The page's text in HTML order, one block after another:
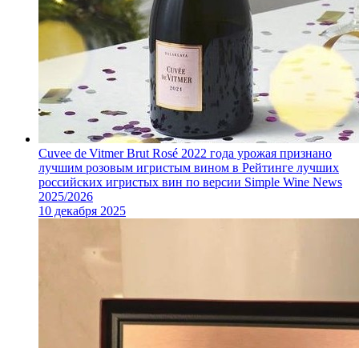
Cuvee de Vitmer Brut Rosé 2022 года урожая признано
лучшим розовым игристым вином в Рейтинге лучших
российских игристых вин по версии Simple Wine News
2025/2026
10 декабря 2025